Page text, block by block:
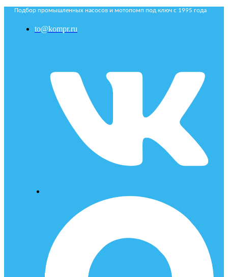
Подбор промышленных насосов и мотопомп под ключ с 1995 года
to@kompr.ru